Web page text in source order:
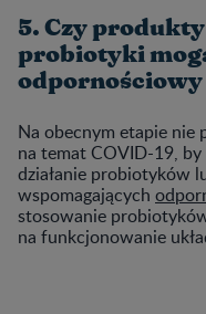
5. Czy
probiotyki
odpornościowy
Na obecnym etapie nie
na temat COVID-19,
działanie probiotyków
wspomagających
stosowanie
na funkcjonowanie